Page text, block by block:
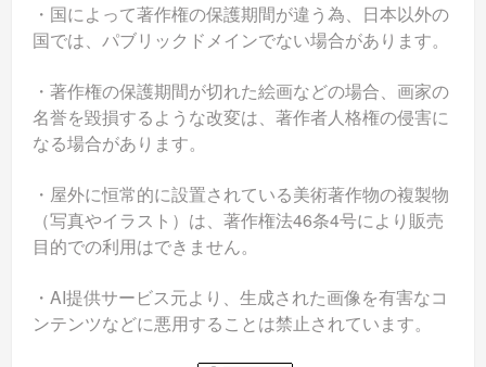
・国によって著作権の保護期間が違う為、日本以外の
国では、パブリックドメインでない場合があります。
・著作権の保護期間が切れた絵画などの場合、画家の
名誉を毀損するような改変は、著作者人格権の侵害に
なる場合があります。
・屋外に恒常的に設置されている美術著作物の複製物
（写真やイラスト）は、著作権法46条4号により販売
目的での利用はできません。
・AI提供サービス元より、生成された画像を有害なコ
ンテンツなどに悪用することは禁止されています。